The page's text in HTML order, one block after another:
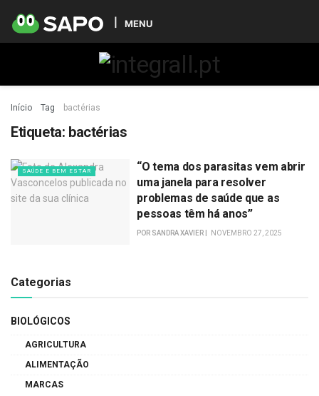
MENU
Início Tag bactérias
Etiqueta: bactérias
SAÚDE E BEM ESTAR
“O tema dos parasitas vem abrir
uma janela para resolver
problemas de saúde que as
pessoas têm há anos”
POR SANDRA XAVIER NOVEMBRO 27, 2025
Categorias
BIOLÓGICOS
AGRICULTURA
ALIMENTAÇÃO
MARCAS